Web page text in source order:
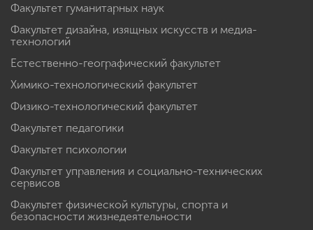
Факультет гуманитарных наук
Факультет дизайна, изящных искусств и медиа-
технологий
Естественно-географический факультет
Химико-технологический факультет
Физико-технологический факультет
Факультет педагогики
Факультет психологии
Факультет управления и социально-технических
сервисов
Факультет физической культуры, спорта и
безопасности жизнедеятельности